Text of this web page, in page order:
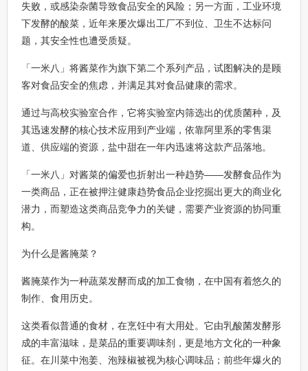
失败，或感染杂菌导致食品安全的风险；另一方面，工业环境
下发酵的酸菜，近年来屡次爆出工厂不到位、卫生不达标问
题，其安全性也遭受质疑。
「一米八」将酱菜作为旗下第二个系列产品，试图解决的是顾
客对食品安全的焦虑，并满足其对食品健康的需求。
通过与高校实验室合作，它将实验室内筛选出的优质菌种，及
其迅速发酵的核心技术应用到产业端，依靠阿里系的零售渠
道、供应端的资源，盐中甜在一年内迅速将这款产品落地。
「一米八」对酱菜的偏爱也折射出一种趋势——发酵食品作为
一类商品，正在被押注健康趋势食品企业挖掘出更大的商业化
潜力，而塑造这类商品竞争力的关键，需要产业资源的协同重
构。
为什么是酱腌菜？
酱腌菜作为一种蔬菜发酵而成的加工食物，在中国有着悠久的
制作、食用历史。
这类看似普通的食材，在烹饪中有大用处。它由乳酸菌发酵形
成的丰富滋味，是菜品的重要调味剂，更是地方文化的一种象
征。在川菜中泡姜、泡辣椒被视为核心调味品；前些年爆火的